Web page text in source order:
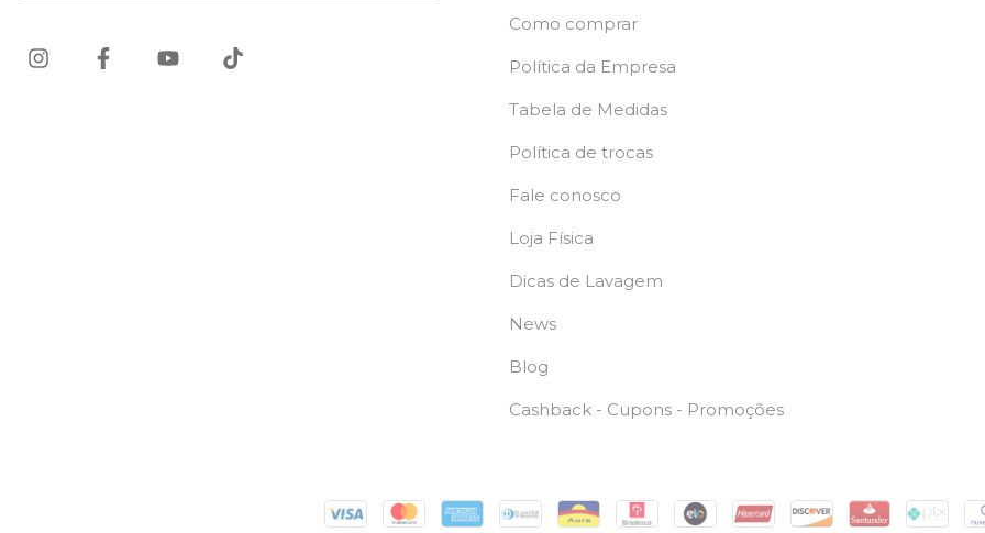
Como comprar
Política da Empresa
Tabela de Medidas
Política de trocas
Fale conosco
Loja Física
Dicas de Lavagem
News
Blog
Cashback - Cupons - Promoções